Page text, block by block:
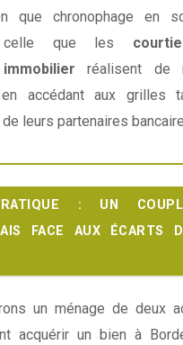
que chronophage en
celle que les
réalisent de
accédant aux grilles
leurs partenaires
: UN
FACE AUX ÉCARTS
un ménage de deux
acquérir un bien à